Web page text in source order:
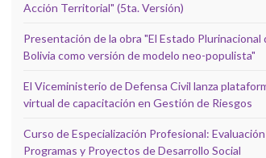
Acción Territorial" (5ta. Versión)
Presentación de la obra "El Estado Plurinacional
Bolivia como versión de modelo neo-populista"
El Viceministerio de Defensa Civil lanza
virtual de capacitación en Gestión de Riesgos
Curso de Especialización Profesional:
Programas y Proyectos de Desarrollo Social